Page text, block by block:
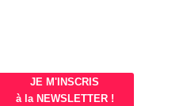
JE M'INSCRIS
à la NEWSLETTER !